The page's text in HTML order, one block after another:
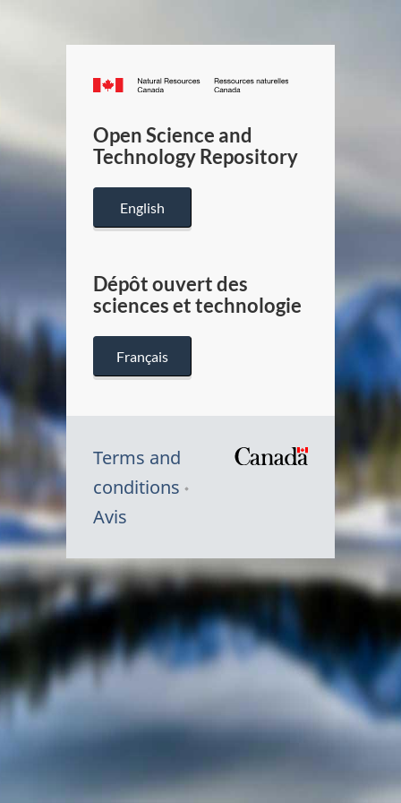
Canada.ca
/
Canada
Open Science and
Technology Repository
English
Dépôt ouvert des
sciences et technologie
Français
Terms and
conditions
Avis
Symbole
du
Canada